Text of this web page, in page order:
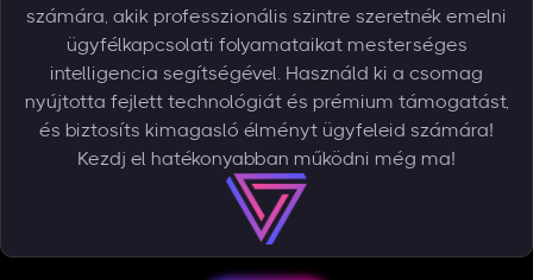
számára, akik professzionális szintre szeretnék emelni
ügyfélkapcsolati folyamataikat mesterséges
intelligencia segítségével. Használd ki a csomag
nyújtotta fejlett technológiát és prémium támogatást,
és biztosíts kimagasló élményt ügyfeleid számára!
Kezdj el hatékonyabban működni még ma!